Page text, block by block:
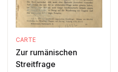
CARTE
Zur rumänischen
Streitfrage